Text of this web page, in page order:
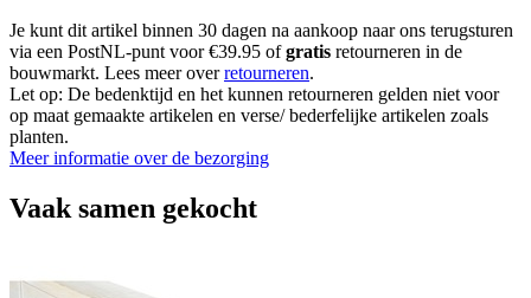
Je kunt dit artikel binnen 30 dagen na aankoop naar ons terugsturen
via een PostNL-punt voor €39.95 ofgratis retourneren in de
bouwmarkt. Lees meer overretourneren.
Let op: De bedenktijd en het kunnen retourneren gelden niet voor
op maat gemaakte artikelen en verse/ bederfelijke artikelen zoals
planten.
Meer informatie over de bezorging
Vaak samen gekocht